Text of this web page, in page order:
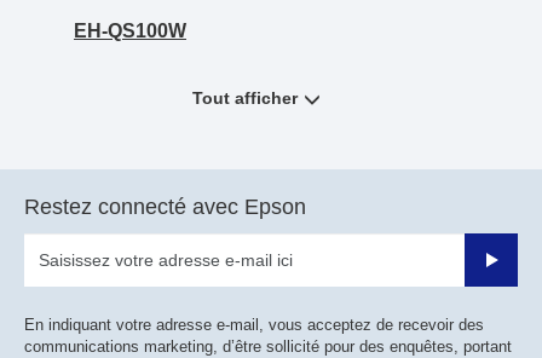
EH-QS100W
Tout afficher
Restez connecté avec Epson
Valider
En indiquant votre adresse e-mail, vous acceptez de recevoir des
communications marketing, d’être sollicité pour des enquêtes, portant